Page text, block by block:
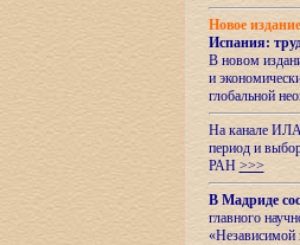
Новое
Испания:
В новом
и
глобальной
На канале
период и
РАН >>>
В Мадриде
главного
«Независимой